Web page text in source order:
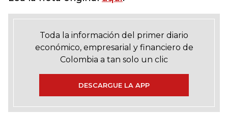
Toda la información del primer diario
económico, empresarial y financiero de
Colombia a tan solo un clic
DESCARGUE LA APP